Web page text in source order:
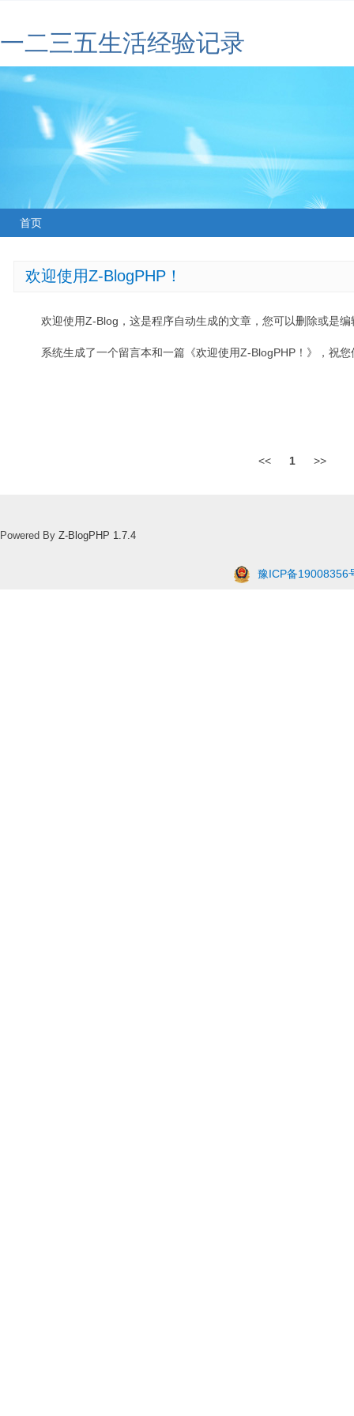
一二三五生活经验记录
首页
欢迎使用Z-BlogPHP！
欢迎使用Z-Blog，这是程序自动生成的文章，您可以删除或是编
系统生成了一个留言本和一篇《欢迎使用Z-BlogPHP！》，祝
<< 1 >>
Powered By Z-BlogPHP 1.7.4
豫ICP备19008356